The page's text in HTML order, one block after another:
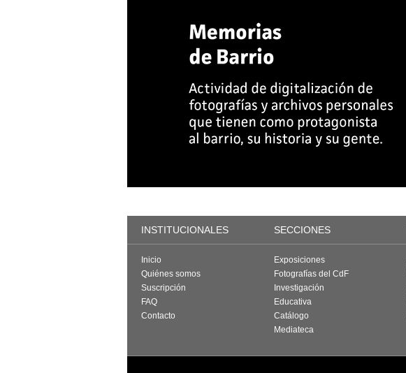
INSTITUCIONALES SECCIONES
Inicio
Quiénes somos
Suscripción
FAQ
Contacto
Exposiciones
Fotografías del CdF
Investigación
Educativa
Catálogo
Mediateca